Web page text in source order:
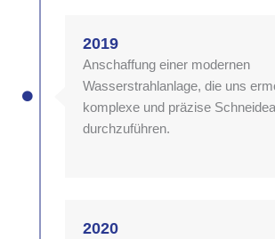
2019
Anschaffung einer modernen
Wasserstrahlanlage, die uns
komplexe und präzise
durchzuführen.
2020